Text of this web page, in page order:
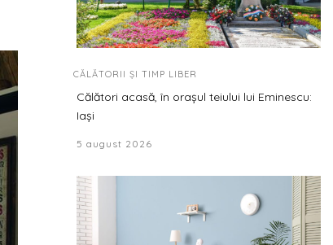
CĂLĂTORII ȘI TIMP LIBER
Călători acasă, în orașul teiului lui Eminescu:
Iași
5 august 2026